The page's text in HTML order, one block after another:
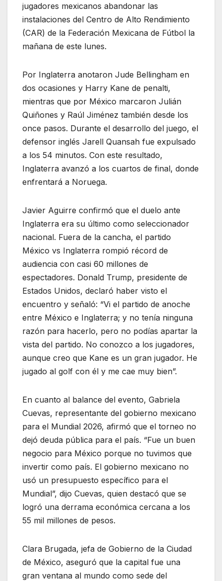
jugadores mexicanos abandonar las
instalaciones del Centro de Alto Rendimiento
(CAR) de la Federación Mexicana de Fútbol la
mañana de este lunes.
Por Inglaterra anotaron Jude Bellingham en
dos ocasiones y Harry Kane de penalti,
mientras que por México marcaron Julián
Quiñones y Raúl Jiménez también desde los
once pasos. Durante el desarrollo del juego, el
defensor inglés Jarell Quansah fue expulsado
a los 54 minutos. Con este resultado,
Inglaterra avanzó a los cuartos de final, donde
enfrentará a Noruega.
Javier Aguirre confirmó que el duelo ante
Inglaterra era su último como seleccionador
nacional. Fuera de la cancha, el partido
México vs Inglaterra rompió récord de
audiencia con casi 60 millones de
espectadores. Donald Trump, presidente de
Estados Unidos, declaró haber visto el
encuentro y señaló: “Vi el partido de anoche
entre México e Inglaterra; y no tenía ninguna
razón para hacerlo, pero no podías apartar la
vista del partido. No conozco a los jugadores,
aunque creo que Kane es un gran jugador. He
jugado al golf con él y me cae muy bien”.
En cuanto al balance del evento, Gabriela
Cuevas, representante del gobierno mexicano
para el Mundial 2026, afirmó que el torneo no
dejó deuda pública para el país. “Fue un buen
negocio para México porque no tuvimos que
invertir como país. El gobierno mexicano no
usó un presupuesto específico para el
Mundial”, dijo Cuevas, quien destacó que se
logró una derrama económica cercana a los
55 mil millones de pesos.
Clara Brugada, jefa de Gobierno de la Ciudad
de México, aseguró que la capital fue una
gran ventana al mundo como sede del